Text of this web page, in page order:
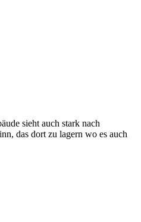
sieht auch stark nach
das dort zu lagern wo es auch